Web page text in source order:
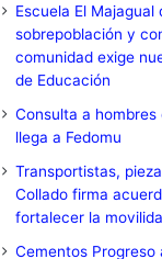
Escuela El
sobrepoblación y
comunidad exige
de Educación
Consulta a
llega a Fedomu
Transportistas,
Collado firma
fortalecer la
Cementos Progreso